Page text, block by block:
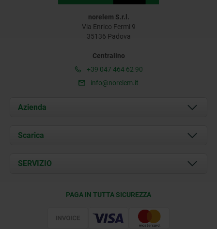
norelem S.r.l.
Via Enrico Fermi 9
35136 Padova
Centralino
+39 047 464 62 90
info@norelem.it
Azienda
Chi siamo
Contatti
Scarica
Documents
SERVIZIO
PAGA IN TUTTA SICUREZZA